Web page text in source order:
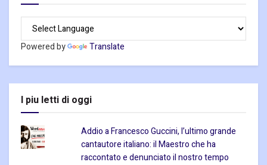
Powered by Translate
I piu letti di oggi
Addio a Francesco Guccini, l’ultimo grande
cantautore italiano: il Maestro che ha
raccontato e denunciato il nostro tempo